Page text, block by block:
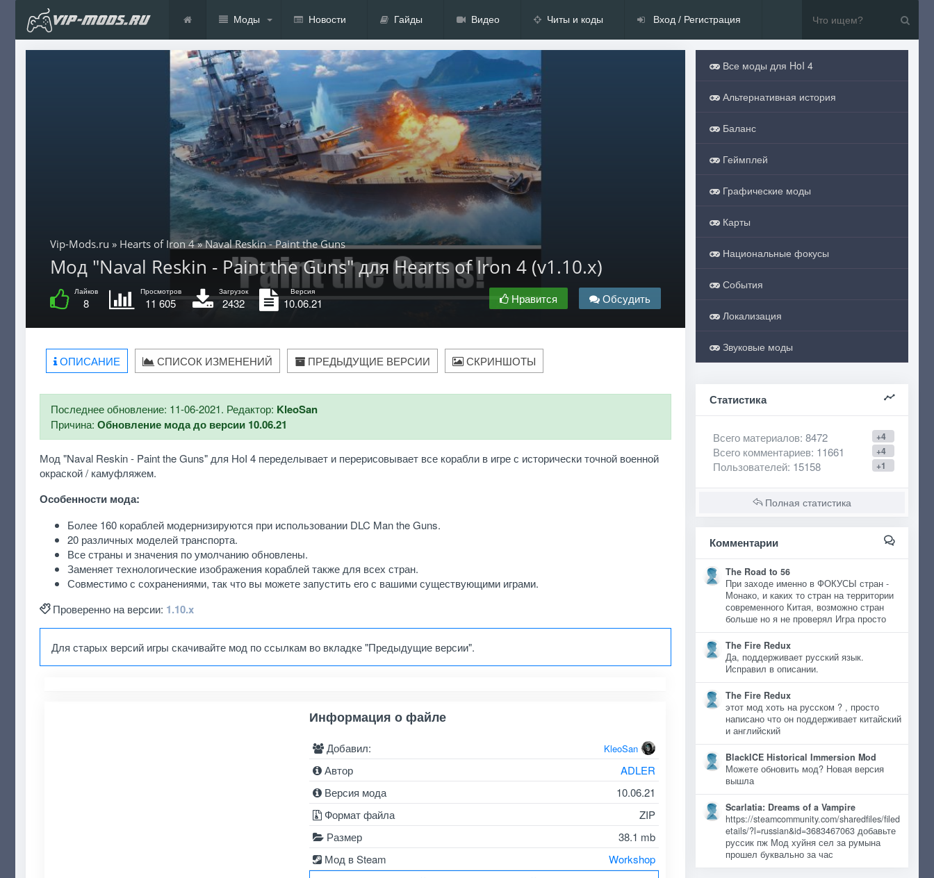
Моды Новости Гайды Видео Читы и коды Вход / Регистрация
Vip-Mods.ru » Hearts of Iron 4» Naval Reskin - Paint the Guns
Мод "Naval Reskin - Paint the Guns" для Hearts of Iron 4 (v1.10.x)
Лайков
8
Просмотров
11 605
Загрузок
2432
Версия
10.06.21 Нравится Обсудить
ОПИСАНИЕ СПИСОК ИЗМЕНЕНИЙ ПРЕДЫДУЩИЕ ВЕРСИИ СКРИНШОТЫ
Последнее обновление: 11-06-2021. Редактор: KleoSan
Причина: Обновление мода до версии 10.06.21
Мод "Naval Reskin - Paint the Guns" для HoI 4 переделывает и перерисовывает все корабли в игре с исторически точной военной
окраской / камуфляжем.
Особенности мода:
Более 160 кораблей модернизируются при использовании DLC Man the Guns.
20 различных моделей транспорта.
Все страны и значения по умолчанию обновлены.
Заменяет технологические изображения кораблей также для всех стран.
Совместимо с сохранениями, так что вы можете запустить его с вашими существующими играми.
Проверенно на версии: 1.10.x
Для старых версий игры скачивайте мод по ссылкам во вкладке "Предыдущие версии".
Информация о файле
Добавил: KleoSan
Автор
ADLER
Версия мода
10.06.21
Формат файла
ZIP
Размер
38.1 mb
Мод в Steam
Workshop
Все моды для HoI 4
Альтернативная история
Баланс
Геймплей
Графические моды
Карты
Национальные фокусы
События
Локализация
Звуковые моды
Статистика
+4
Всего материалов: 8472
+4
Всего комментариев: 11661
+1
Пользователей: 15158
Полная статистика
Комментарии
The Road to 56
При заходе именно в ФОКУСЫ стран -
Монако, и каких то стран на территории
современного Китая, возможно стран
больше но я не проверял Игра просто
The Fire Redux
Да, поддерживает русский язык.
Исправил в описании.
The Fire Redux
этот мод хоть на русском ? , просто
написано что он поддерживает китайский
и английский
BlackICE Historical Immersion Mod
Можете обновить мод? Новая версия
вышла
Scarlatia: Dreams of a Vampire
https://steamcommunity.com/sharedfiles/filed
etails/?l=russian&id=3683467063 добавьте
руссик пж Мод хуйня сел за румына
прошел буквально за час